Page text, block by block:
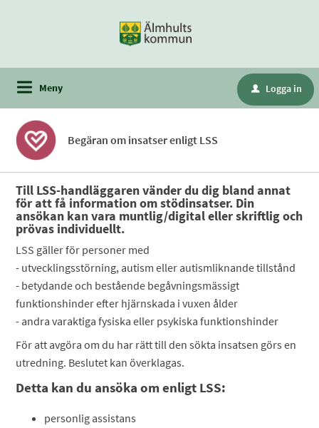
Meny u Logga in
Begäran om insatser enligt LSS
Till LSS-handläggaren vänder du dig bland annat
för att få information om stödinsatser. Din
ansökan kan vara muntlig/digital eller skriftlig och
prövas individuellt.
LSS gäller för personer med
- utvecklingsstörning, autism eller autismliknande tillstånd
- betydande och bestående begåvningsmässigt
funktionshinder efter hjärnskada i vuxen ålder
- andra varaktiga fysiska eller psykiska funktionshinder
För att avgöra om du har rätt till den sökta insatsen görs en
utredning. Beslutet kan överklagas.
Detta kan du ansöka om enligt LSS:
personlig assistans